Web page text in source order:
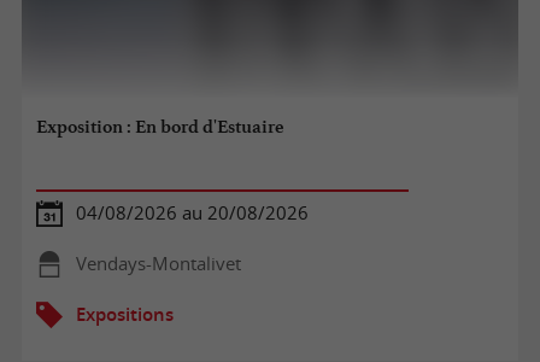
Exposition : En bord d'Estuaire
04/08/2026 au 20/08/2026
Vendays-Montalivet
Expositions